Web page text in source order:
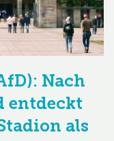
Nach
entdeckt
als